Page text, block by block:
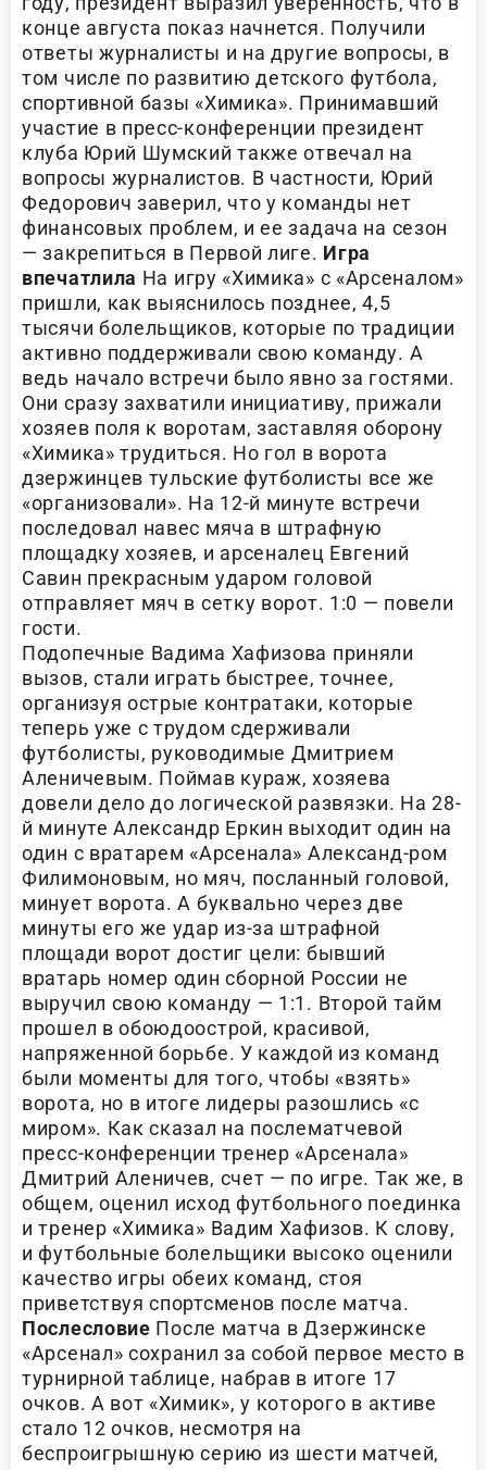
конце августа показ начнется. Получили
ответы журналисты и на другие вопросы, в
том числе по развитию детского футбола,
спортивной базы «Химика». Принимавший
участие в пресс-конференции президент
клуба Юрий Шумский также отвечал на
вопросы журналистов. В частности, Юрий
Федорович заверил, что у команды нет
финансовых проблем, и ее задача на сезон
— закрепиться в Первой лиге. Игра
впечатлила На игру «Химика» с «Арсеналом»
пришли, как выяснилось позднее, 4,5
тысячи болельщиков, которые по традиции
активно поддерживали свою команду. А
ведь начало встречи было явно за гостями.
Они сразу захватили инициативу, прижали
хозяев поля к воротам, заставляя оборону
«Химика» трудиться. Но гол в ворота
дзержинцев тульские футболисты все же
«организовали». На 12-й минуте встречи
последовал навес мяча в штрафную
площадку хозяев, и арсеналец Евгений
Савин прекрасным ударом головой
отправляет мяч в сетку ворот. 1:0 — повели
гости.
Подопечные Вадима Хафизова приняли
вызов, стали играть быстрее, точнее,
организуя острые контратаки, которые
теперь уже с трудом сдерживали
футболисты, руководимые Дмитрием
Аленичевым. Поймав кураж, хозяева
довели дело до логической развязки. На 28-
й минуте Александр Еркин выходит один на
один с вратарем «Арсенала» Александ-ром
Филимоновым, но мяч, посланный головой,
минует ворота. А буквально через две
минуты его же удар из-за штрафной
площади ворот достиг цели: бывший
вратарь номер один сборной России не
выручил свою команду — 1:1. Второй тайм
прошел в обоюдоострой, красивой,
напряженной борьбе. У каждой из команд
были моменты для того, чтобы «взять»
ворота, но в итоге лидеры разошлись «с
миром». Как сказал на послематчевой
пресс-конференции тренер «Арсенала»
Дмитрий Аленичев, счет — по игре. Так же, в
общем, оценил исход футбольного поединка
и тренер «Химика» Вадим Хафизов. К слову,
и футбольные болельщики высоко оценили
качество игры обеих команд, стоя
приветствуя спортсменов после матча.
Послесловие После матча в Дзержинске
«Арсенал» сохранил за собой первое место в
турнирной таблице, набрав в итоге 17
очков. А вот «Химик», у которого в активе
стало 12 очков, несмотря на
беспроигрышную серию из шести матчей,